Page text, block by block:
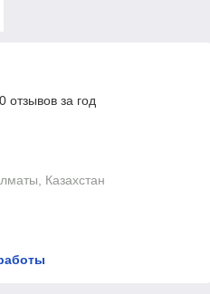
отзывов за год
Казахстан